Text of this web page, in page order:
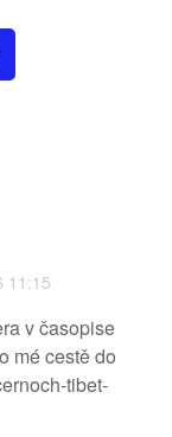
11:15
v časopise
mé cestě do
tibet-